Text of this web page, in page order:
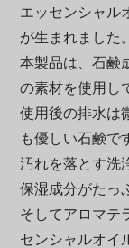
エッセンシャル
が生まれました。
本製品は、石鹸
の素材を使用し
使用後の排水は
も優しい石鹸で
汚れを落とす洗
保湿成分がたっ
そしてアロマテ
センシャルオイ